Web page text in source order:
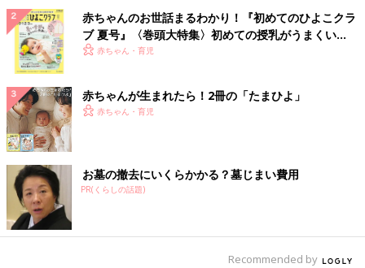
赤ちゃんのお世話まるわかり！『初めてのひよこクラ
ブ 夏号』〈巻頭大特集〉初めての授乳がうまくい
く！ おっぱい・ミルクの基本と夏のトラブル 解決テ
赤ちゃん・育児
赤ちゃんが生まれたら！2冊の「たまひよ」
赤ちゃん・育児
お墓の撤去にいくらかかる？墓じまい費用
PR(くらしの話題)
Recommended by